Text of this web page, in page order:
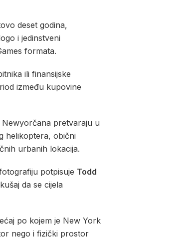
deset godina,
i jedinstveni
formata.
ili finansijske
između kupovine
pretvaraju u
helikoptera, obični
urbanih lokacija.
potpisuje Todd
da se cijela
po kojem je New York
nego i fizički prostor